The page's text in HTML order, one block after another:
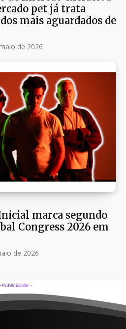
pet já trata
mais aguardados de
de 2026
marca segundo
Congress 2026 em
de 2026
-Publicidade -